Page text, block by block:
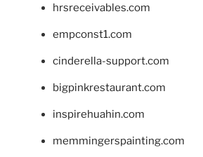
hrsreceivables.com
empconst1.com
cinderella-support.com
bigpinkrestaurant.com
inspirehuahin.com
memmingerspainting.com